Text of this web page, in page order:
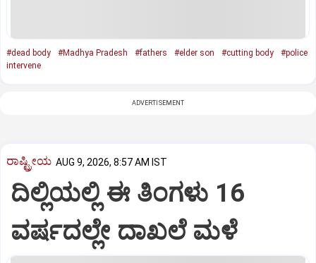
#dead body #Madhya Pradesh #fathers #elder son #cutting body
#police
intervene
ADVERTISEMENT
ರಾಷ್ಟ್ರೀಯ AUG 9, 2026, 8:57 AM IST
ದಿಲ್ಲಿಯಲ್ಲಿ ಈ ತಿಂಗಳು 16
ವರ್ಷದಲ್ಲೇ ದಾಖಲೆ ಮಳೆ